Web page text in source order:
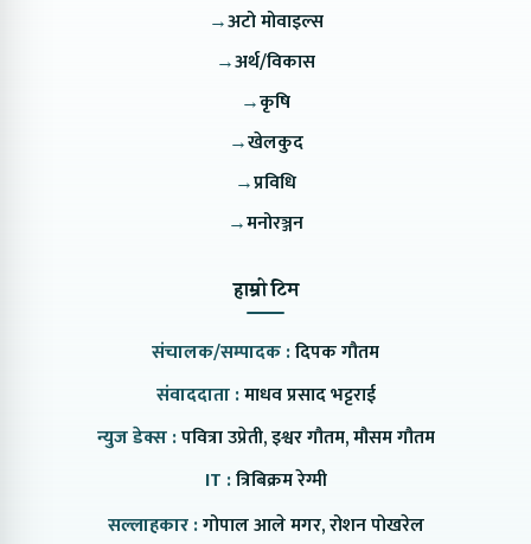
→अटो मोवाइल्स
→अर्थ/विकास
→कृषि
→खेलकुद
→प्रविधि
→मनोरञ्जन
हाम्रो टिम
संचालक/सम्पादक :दिपक गौतम
संवाददाता :माधव प्रसाद भट्टराई
न्युज डेक्स :पवित्रा उप्रेती, इश्वर गौतम, मौसम गौतम
IT :त्रिबिक्रम रेग्मी
सल्लाहकार :गोपाल आले मगर, रोशन पोखरेल